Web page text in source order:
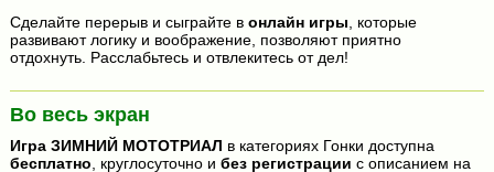
Сделайте перерыв и сыграйте в онлайн игры, которые
развивают логику и воображение, позволяют приятно
отдохнуть. Расслабьтесь и отвлекитесь от дел!
Во весь экран
Игра ЗИМНИЙ МОТОТРИАЛ в категориях Гонки доступна
бесплатно , круглосуточно и без регистрации с описанием на